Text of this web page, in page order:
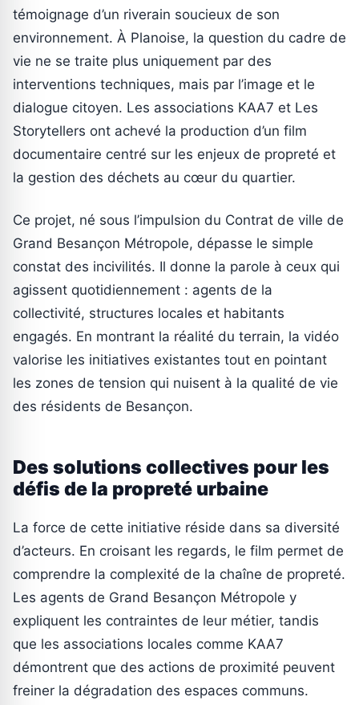
témoignage d’un riverain soucieux de son
environnement. À Planoise, la question du cadre de
vie ne se traite plus uniquement par des
interventions techniques, mais par l’image et le
dialogue citoyen. Les associations KAA7 et Les
Storytellers ont achevé la production d’un film
documentaire centré sur les enjeux de propreté et
la gestion des déchets au cœur du quartier.
Ce projet, né sous l’impulsion du Contrat de ville de
Grand Besançon Métropole, dépasse le simple
constat des incivilités. Il donne la parole à ceux qui
agissent quotidiennement : agents de la
collectivité, structures locales et habitants
engagés. En montrant la réalité du terrain, la vidéo
valorise les initiatives existantes tout en pointant
les zones de tension qui nuisent à la qualité de vie
des résidents de Besançon.
Des solutions collectives pour les
défis de la propreté urbaine
La force de cette initiative réside dans sa diversité
d’acteurs. En croisant les regards, le film permet de
comprendre la complexité de la chaîne de propreté.
Les agents de Grand Besançon Métropole y
expliquent les contraintes de leur métier, tandis
que les associations locales comme KAA7
démontrent que des actions de proximité peuvent
freiner la dégradation des espaces communs.